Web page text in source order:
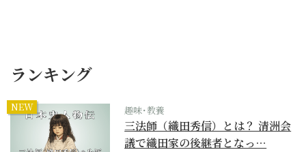
ランキング
NEW 趣味･教養
三法師（織田秀信）とは？ 清洲会
議で織田家の後継者となっ…